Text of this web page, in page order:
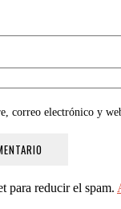
correo electrónico y
para reducir el spam.